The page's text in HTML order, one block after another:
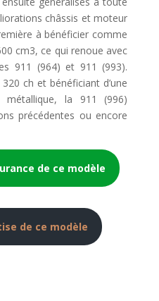
châssis et moteur
à bénéficier comme
cm3, ce qui renoue avec
911 (964) et 911 (993).
ch et bénéficiant d’une
la 911 (996)
précédentes ou encore
de ce modèle
de ce modèle